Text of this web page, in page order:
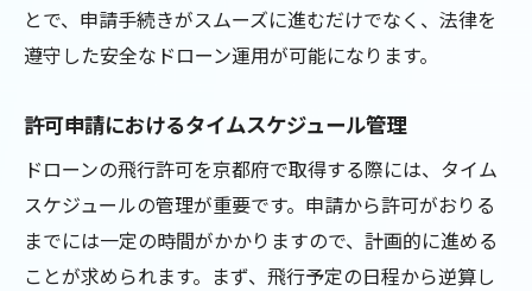
とで、申請手続きがスムーズに進むだけでなく、法律を
遵守した安全なドローン運用が可能になります。
許可申請におけるタイムスケジュール管理
ドローンの飛行許可を京都府で取得する際には、タイム
スケジュールの管理が重要です。申請から許可がおりる
までには一定の時間がかかりますので、計画的に進める
ことが求められます。まず、飛行予定の日程から逆算し